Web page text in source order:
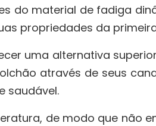
do material de fadiga
propriedades da
uma alternativa
através de seus
saudável.
de modo que não